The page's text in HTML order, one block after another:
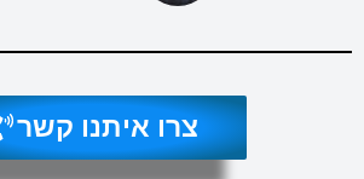
צרו איתנו קשר